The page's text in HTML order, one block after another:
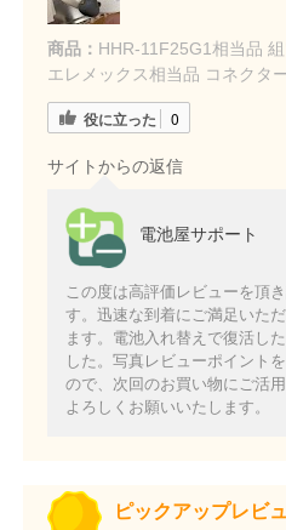
商品： HHR-11F25G1相当品
エレメックス相当品 コネクタ
役に立った 0
サイトからの返信
電池屋サポート
この度は高評価レビューを頂
す。迅速な到着にご満足いた
ます。電池入れ替えで復活し
した。写真レビューポイント
ので、次回のお買い物にご活
よろしくお願いいたします。
ピックアップレビ